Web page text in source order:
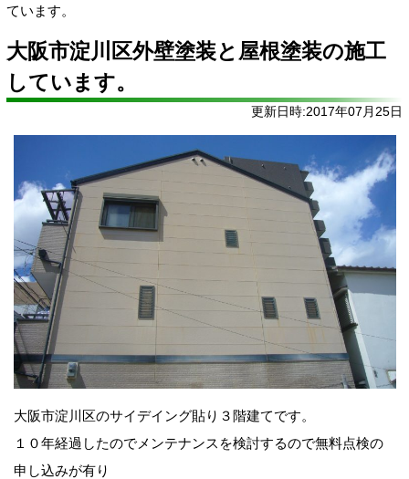
ています。
大阪市淀川区外壁塗装と屋根塗装の施工
しています。
更新日時:2017年07月25日
大阪市淀川区のサイデイング貼り３階建てです。
１０年経過したのでメンテナンスを検討するので無料点検の
申し込みが有り